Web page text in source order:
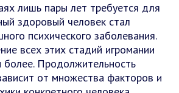
лишь пары лет требуется для
здоровый человек стал
психического заболевания.
всех этих стадий игромании
более. Продолжительность
от множества факторов и